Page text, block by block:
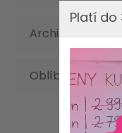
Archiv článků
Oblíbená hesla
Platí do